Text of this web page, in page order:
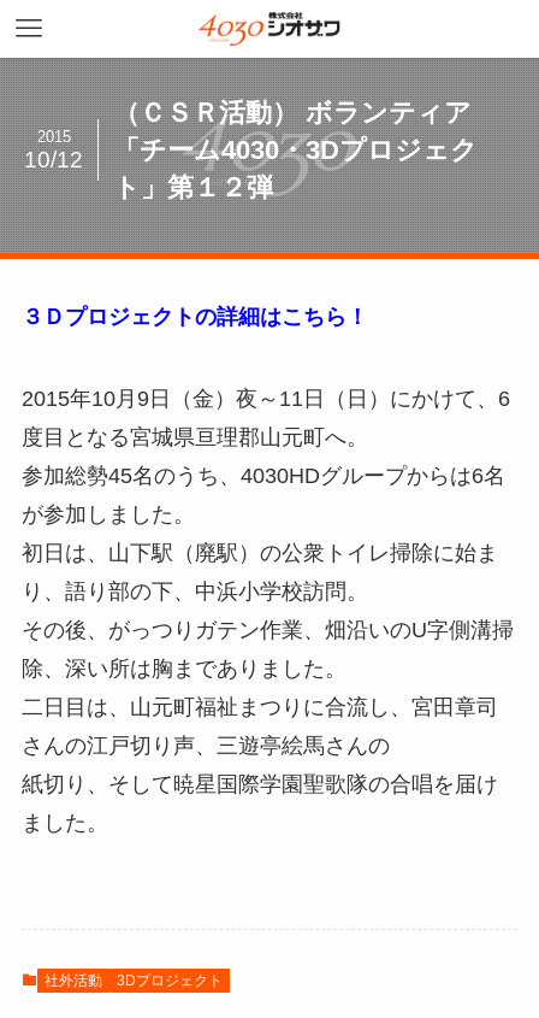
（ＣＳＲ活動） ボランティア
「チーム4030・3Dプロジェク
ト」第１２弾
2015
10/12
３Ｄプロジェクトの詳細はこちら！
2015年10月9日（金）夜～11日（日）にかけて、6
度目となる宮城県亘理郡山元町へ。
参加総勢45名のうち、4030HDグループからは6名
が参加しました。
初日は、山下駅（廃駅）の公衆トイレ掃除に始ま
り、語り部の下、中浜小学校訪問。
その後、がっつりガテン作業、畑沿いのU字側溝掃
除、深い所は胸までありました。
二日目は、山元町福祉まつりに合流し、宮田章司
さんの江戸切り声、三遊亭絵馬さんの
紙切り、そして暁星国際学園聖歌隊の合唱を届け
ました。
社外活動 3Dプロジェクト